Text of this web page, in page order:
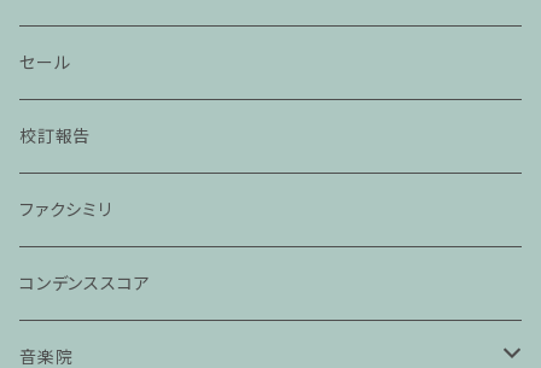
セール
校訂報告
ファクシミリ
コンデンススコア
音楽院